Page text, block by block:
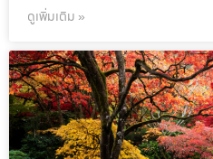
ดูเพิ่มเติม »